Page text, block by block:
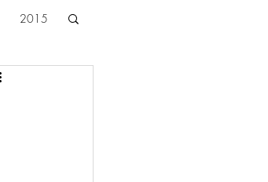
2015